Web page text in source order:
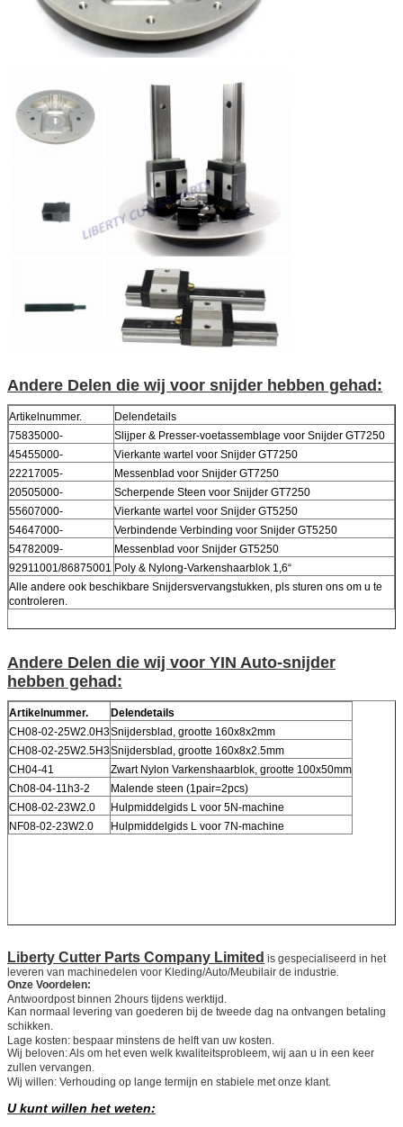
Andere Delen die wij voor snijder hebben gehad:
Artikelnummer.
Delendetails
75835000-
Slijper & Presser-voetassemblage voor Snijder GT7250
45455000-
Vierkante wartel voor Snijder GT7250
22217005-
Messenblad voor Snijder GT7250
20505000-
Scherpende Steen voor Snijder GT7250
55607000-
Vierkante wartel voor Snijder GT5250
54647000-
Verbindende Verbinding voor Snijder GT5250
54782009-
Messenblad voor Snijder GT5250
92911001/86875001 Poly & Nylong-Varkenshaarblok 1,6“
Alle andere ook beschikbare Snijdersvervangstukken, pls sturen ons om u te
controleren.
Andere Delen die wij voor YIN Auto-snijder
hebben gehad:
Artikelnummer.
Delendetails
CH08-02-25W2.0H3Snijdersblad, grootte 160x8x2mm
CH08-02-25W2.5H3Snijdersblad, grootte 160x8x2.5mm
CH04-41
Zwart Nylon Varkenshaarblok, grootte 100x50mm
Ch08-04-11h3-2
Malende steen (1pair=2pcs)
CH08-02-23W2.0
Hulpmiddelgids L voor 5N-machine
NF08-02-23W2.0
Hulpmiddelgids L voor 7N-machine
Liberty Cutter Parts Company Limited is gespecialiseerd in het
leveren van machinedelen voor Kleding/Auto/Meubilair de industrie.
Onze Voordelen:
Antwoordpost binnen 2hours tijdens werktijd.
Kan normaal levering van goederen bij de tweede dag na ontvangen betaling
schikken.
Lage kosten: bespaar minstens de helft van uw kosten.
Wij beloven: Als om het even welk kwaliteitsprobleem, wij aan u in een keer
zullen vervangen.
Wij willen: Verhouding op lange termijn en stabiele met onze klant.
U kunt willen het weten: